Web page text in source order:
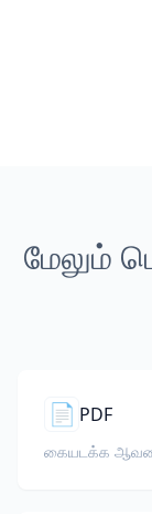
மேலும்
📄 PDF
கையடக்க